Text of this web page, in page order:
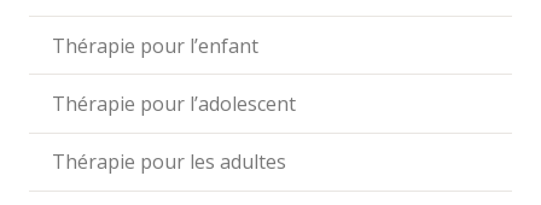
Thérapie pour l’enfant
Thérapie pour l’adolescent
Thérapie pour les adultes